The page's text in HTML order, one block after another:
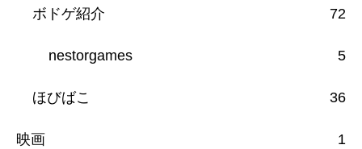
ボドゲ紹介 72
nestorgames 5
ほびばこ 36
映画 1